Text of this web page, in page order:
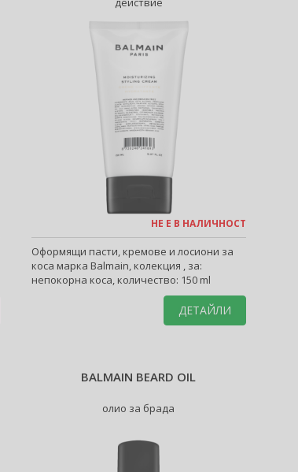
НЕ Е В НАЛИЧНОСТ
Оформящи пасти, кремове и лосиони за
коса марка Balmain, колекция , за:
непокорна коса, количество: 150 ml
ДЕТАЙЛИ
BALMAIN BEARD OIL
олио за брада